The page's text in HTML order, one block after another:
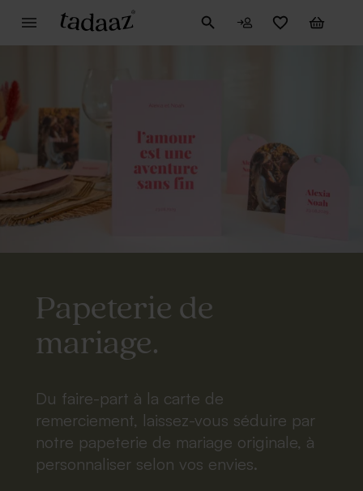
Papeterie de
mariage.
Du faire-part à la carte de
remerciement, laissez-vous séduire par
notre papeterie de mariage originale, à
personnaliser selon vos envies.